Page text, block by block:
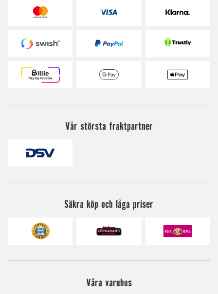
Vår största fraktpartner
Säkra köp och låga priser
Våra varuhus